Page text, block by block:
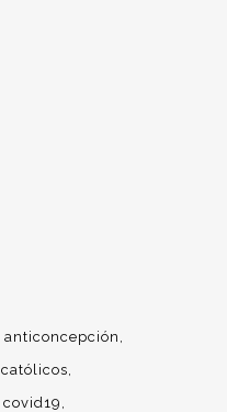
anticoncepción
católicos
covid19